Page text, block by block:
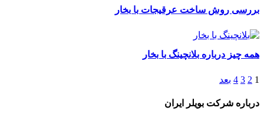
بررسی روش ساخت عرقیجات با بخار
همه چیز درباره بلانچینگ با بخار
1
2
3
4 بعد
درباره شرکت بویلر ایران